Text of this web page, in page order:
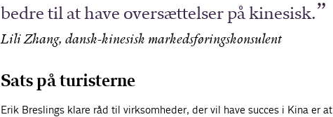
bedre til at have oversættelser på kinesisk.
Lili Zhang, dansk-kinesisk markedsføringskonsulent
Sats på turisterne
Erik Breslings klare råd til virksomheder, der vil have succes i Kina er